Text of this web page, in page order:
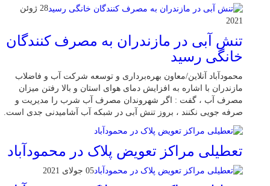
28 ژوئن
2021
تنش آبی در مازندران به مصرف كنندگان
خانگی رسيد
محمودآباد آنلاین/معاون بهره‌برداری و توسعه شرکت آب و فاضلاب
مازندران با اشاره به افزایش دمای هوای استان و بالا رفتن میزان
مصرف آب ، گفت : اگر شهروندان مصرف آب شرب را مدیریت و
صرفه جویی نکنند ، بروز تنش آبی در شبکه آب آشامیدنی جدی است.
تعطیلی مراکز تعویض پلاک در محمودآباد
05 جولای 2021